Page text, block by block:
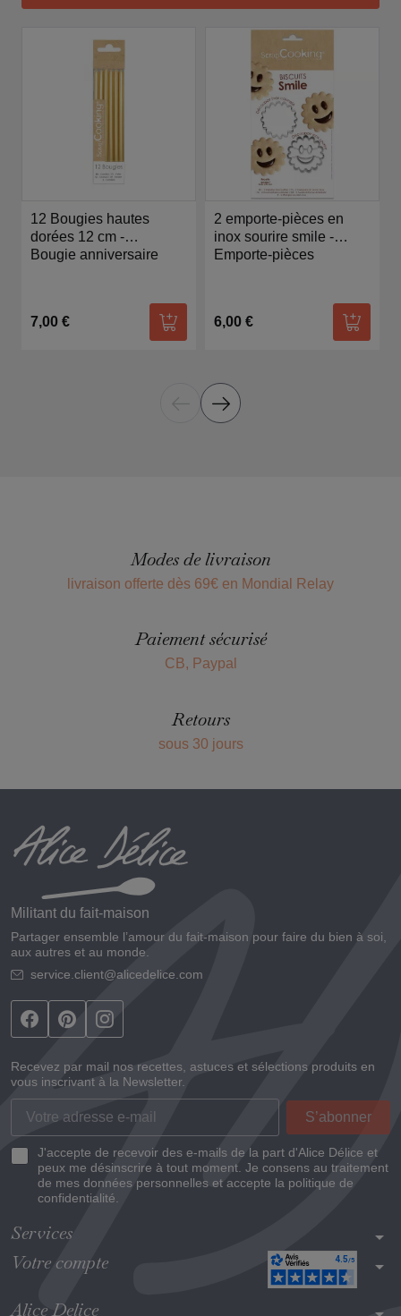
12 Bougies hautes
dorées 12 cm -
Scrapcooking
Bougie anniversaire
7,00 €
Ajouter au panier
2 emporte-pièces en
inox sourire smile -
Scrapcooking
Emporte-pièces
6,00 €
Ajouter
Modes de livraison
livraison offerte dès 69€ en Mondial Relay
Paiement sécurisé
CB, Paypal
Retours
sous 30 jours
Militant du fait-maison
Partager ensemble l’amour du fait-maison pour faire du bien à soi,
aux autres et au monde.
service.client@alicedelice.com
Recevez par mail nos recettes, astuces et sélections produits en
vous inscrivant à la Newsletter.
J'accepte de recevoir des e-mails de la part d'Alice Délice et
peux me désinscrire à tout moment. Je consens au traitement
de mes données personnelles et accepte la politique de
confidentialité.
Services arrow_drop_down
Votre compte arrow_drop_down
Alice Delice